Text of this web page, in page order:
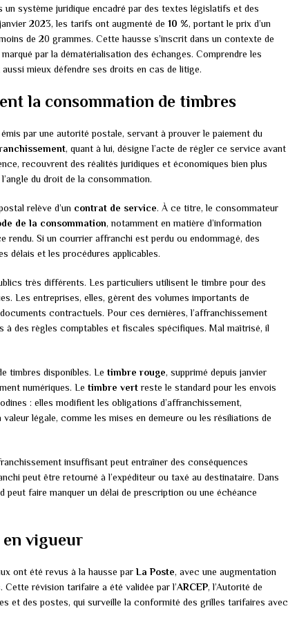
système juridique encadré par des textes législatifs et des
2023, les tarifs ont augmenté de 10 %, portant le prix d’un
de 20 grammes. Cette hausse s’inscrit dans un contexte de
par la dématérialisation des échanges. Comprendre les
mieux défendre ses droits en cas de litige.
la consommation de timbres
par une autorité postale, servant à prouver le paiement du
, quant à lui, désigne l’acte de régler ce service avant
recouvrent des réalités juridiques et économiques bien plus
du droit de la consommation.
relève d’un contrat de service. À ce titre, le consommateur
de la consommation, notamment en matière d’information
Si un courrier affranchi est perdu ou endommagé, des
délais et les procédures applicables.
très différents. Les particuliers utilisent le timbre pour des
Les entreprises, elles, gèrent des volumes importants de
contractuels. Pour ces dernières, l’affranchissement
à des règles comptables et fiscales spécifiques. Mal maîtrisé, il
timbres disponibles. Le timbre rouge, supprimé depuis janvier
numériques. Le timbre vertreste le standard pour les envois
: elles modifient les obligations d’affranchissement,
légale, comme les mises en demeure ou les résiliations de
insuffisant peut entraîner des conséquences
peut être retourné à l’expéditeur ou taxé au destinataire. Dans
peut faire manquer un délai de prescription ou une échéance
vigueur
ont été revus à la hausse parLa Poste, avec une augmentation
Cette révision tarifaire a été validée par l’ARCEP, l’Autorité de
et des postes, qui surveille la conformité des grilles tarifaires avec